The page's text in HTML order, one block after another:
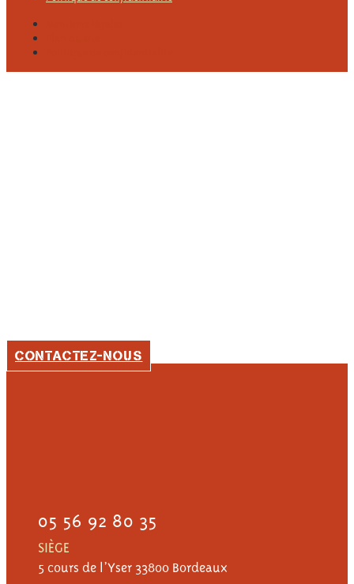
CONTACTEZ-NOUS
05 56 92 80 35
SIÈGE
5 cours de l’Yser 33800 Bordeaux